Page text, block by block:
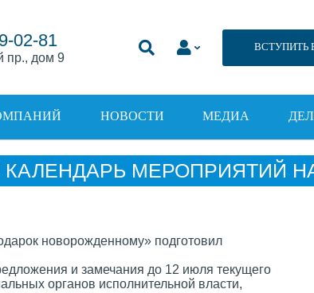
02-81
пр., дом 9
ВСТУПИТЬ
НОВОСТИ МЕДИА
МЕРОПРИЯТИЙ НА
и замечания до 12 июля текущего
органов исполнительной власти,